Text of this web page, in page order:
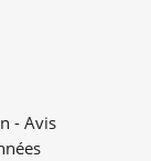
- Avis